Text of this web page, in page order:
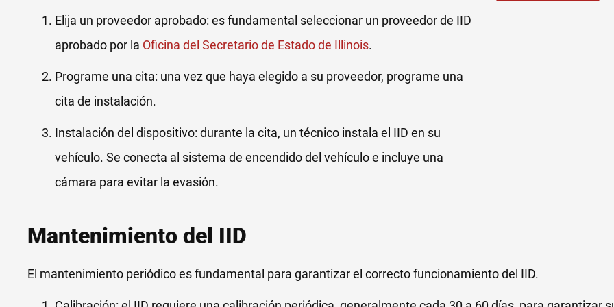
Elija un proveedor aprobado: es fundamental seleccionar un proveedor de IID
aprobado por la Oficina del Secretario de Estado de Illinois.
Programe una cita: una vez que haya elegido a su proveedor, programe una
cita de instalación.
Instalación del dispositivo: durante la cita, un técnico instala el IID en su
vehículo. Se conecta al sistema de encendido del vehículo e incluye una
cámara para evitar la evasión.
Mantenimiento del IID
El mantenimiento periódico es fundamental para garantizar el correcto funcionamiento del IID.